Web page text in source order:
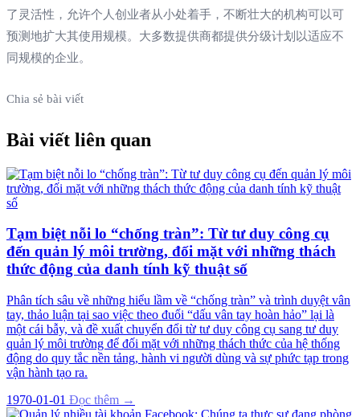
了灵活性，允许个人创业者从小处着手，不断壮大的机构可以可
预测地扩大其使用规模。大多数提供商都提供分级计划以适应不
同规模的企业。
Chia sẻ bài viết
Bài viết liên quan
Tạm biệt nỗi lo “chống tràn”: Từ tư duy công cụ
đến quản lý môi trường, đối mặt với những thách
thức động của danh tính kỹ thuật số
Phân tích sâu về những hiểu lầm về “chống tràn” và trình duyệt vân
tay, thảo luận tại sao việc theo đuổi “dấu vân tay hoàn hảo” lại là
một cái bẫy, và đề xuất chuyển đổi từ tư duy công cụ sang tư duy
quản lý môi trường để đối mặt với những thách thức của hệ thống
động do quy tắc nền tảng, hành vi người dùng và sự phức tạp trong
vận hành tạo ra.
1970-01-01 Đọc thêm →